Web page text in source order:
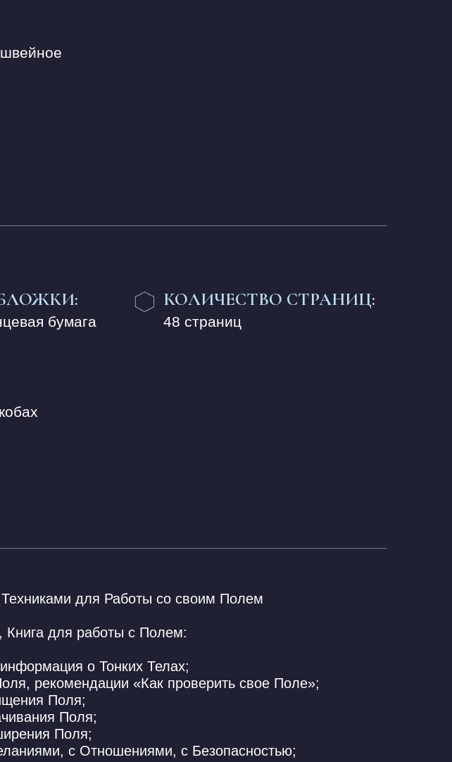
бумага
КОЛИЧЕСТВО СТРАНИЦ:
48 страниц
для Работы со своим Полем
для работы с Полем:
о Тонких Телах;
рекомендации «Как проверить свое Поле»;
Поля;
Поля;
Поля;
с Отношениями, с Безопасностью;